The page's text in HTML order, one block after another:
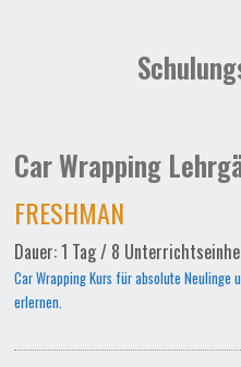
Car Wrapping
FRESHMAN
Dauer: 1 Tag / 8
Car Wrapping Kurs für absolute Neulinge
erlernen.